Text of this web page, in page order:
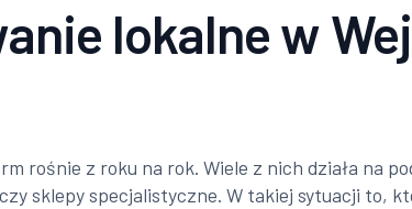
lokalne w
rośnie z roku na rok. Wiele z nich działa na
sklepy specjalistyczne. W takiej sytuacji to,